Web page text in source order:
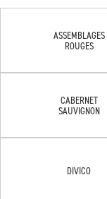
ASSEMBLAGES
ROUGES
CABERNET
SAUVIGNON
DIVICO